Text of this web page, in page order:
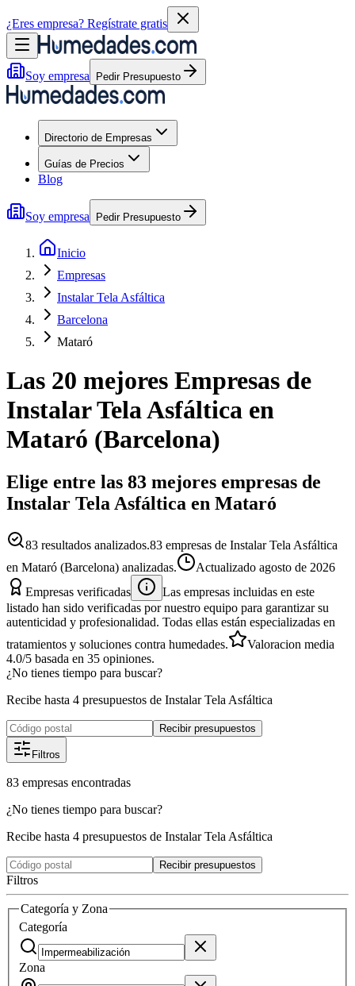
¿Eres empresa? Regístrate gratis
Soy empresa Pedir Presupuesto
Directorio de Empresas
Guías de Precios
Blog
Soy empresa Pedir Presupuesto
Inicio
Empresas
Instalar Tela Asfáltica
Barcelona
Mataró
Las 20 mejores Empresas de
Instalar Tela Asfáltica en
Mataró (Barcelona)
Elige entre las 83 mejores empresas de
Instalar Tela Asfáltica en Mataró
83 resultados analizados.83 empresas de Instalar Tela Asfáltica
en Mataró (Barcelona) analizadas.
Actualizado agosto de 2026
Empresas verificadas
Las empresas incluidas en este
listado han sido verificadas por nuestro equipo para garantizar su
autenticidad y profesionalidad. Todas ellas están especializadas en
tratamientos y soluciones contra humedades.
Valoracion media
4.0/5 basada en 35 opiniones.
¿No tienes tiempo para buscar?
Recibe hasta 4 presupuestos de Instalar Tela Asfáltica
Recibir presupuestos
Filtros
83 empresas encontradas
¿No tienes tiempo para buscar?
Recibe hasta 4 presupuestos de Instalar Tela Asfáltica
Recibir presupuestos
Filtros
Categoría y Zona
Categoría
Zona